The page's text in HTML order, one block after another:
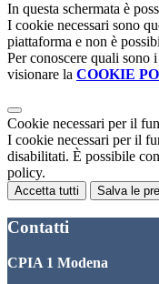
In questa schermata è
I cookie necessari sono
piattaforma e non è
Per conoscere quali sono
visionare la COOKIE
Cookie necessari per il
I cookie necessari per il
disabilitati. È possibile
policy.
Accetta tutti Salva le
Contatti
CPIA 1 Modena